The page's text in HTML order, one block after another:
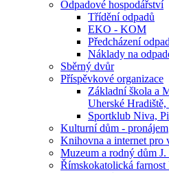
Odpadové hospodářství
Třídění odpadů
EKO - KOM
Předcházení
Náklady na
Sběrný dvůr
Příspěvkové organizace
Základní škola a
Uherské
Sportklub Niva,
Kulturní dům - pronájem
Knihovna a internet pro
Muzeum a rodný dům
Římskokatolická farnost